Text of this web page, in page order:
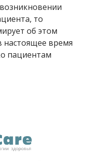
то
об этом
настоящее время
пациентам